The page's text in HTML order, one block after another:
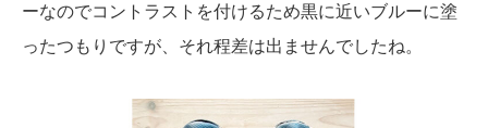
ーなのでコントラストを付けるため黒に近いブルーに塗
ったつもりですが、それ程差は出ませんでしたね。